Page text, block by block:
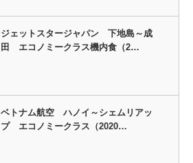
ジェットスタージャパン 下地島～成
田 エコノミークラス機内食（2…
ベトナム航空 ハノイ～シェムリアッ
プ エコノミークラス（2020…